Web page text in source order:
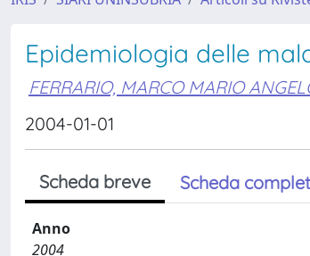
Epidemiologia delle
FERRARIO, MARCO MARIO
2004-01-01
Scheda breve Scheda
Anno
2004